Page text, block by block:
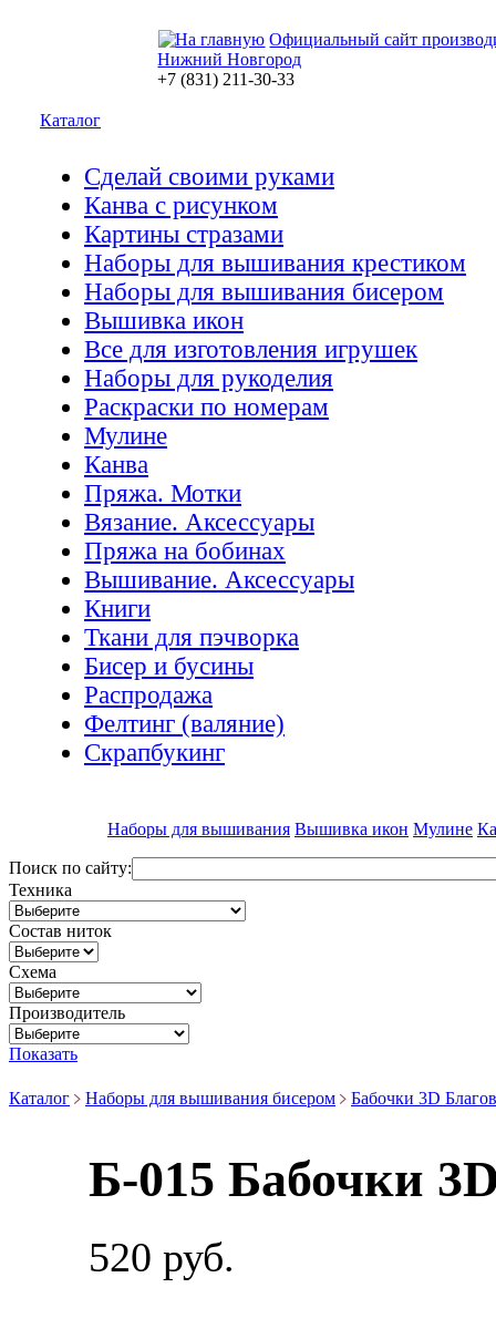
Официальный сайт
Нижний Новгород
+7 (831) 211-30-33
Каталог
Сделай своими руками
Канва с рисунком
Картины стразами
Наборы для вышивания крестиком
Наборы для вышивания бисером
Вышивка икон
Все для изготовления игрушек
Наборы для рукоделия
Раскраски по номерам
Мулине
Канва
Пряжа. Мотки
Вязание. Аксессуары
Пряжа на бобинах
Вышивание. Аксессуары
Книги
Ткани для пэчворка
Бисер и бусины
Распродажа
Фелтинг (валяние)
Скрапбукинг
Наборы для вышивания Вышивка икон Мулине
Поиск по сайту:
Техника
Состав ниток
Схема
Производитель
Показать
Каталог Наборы для вышивания бисером Бабочки 3D
Б-015 Бабочки
520 руб.